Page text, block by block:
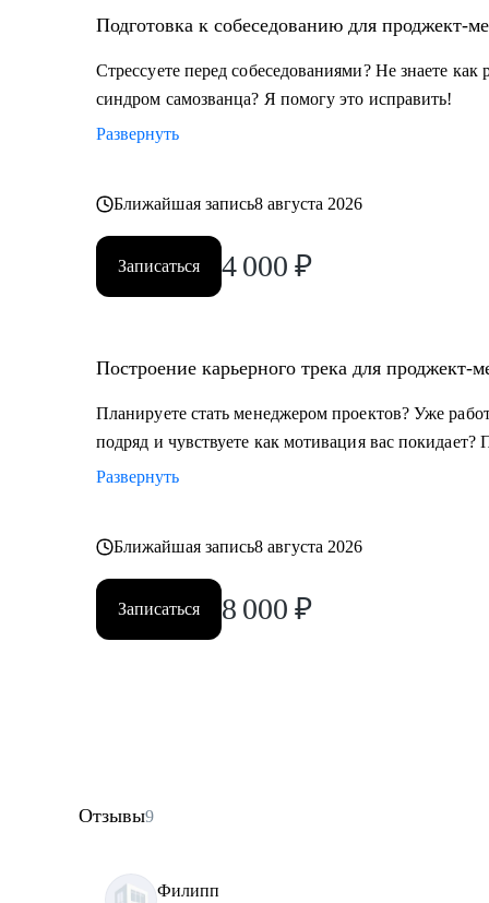
Подготовка к собеседованию для проджект-
Стрессуете перед собеседованиями? Не знаете
синдром самозванца? Я помогу это исправить!
Развернуть
Ближайшая запись8 августа 2026
Записаться 4 000 ₽
Построение карьерного трека для проджект-
Планируете стать менеджером проектов? Уже
подряд и чувствуете как мотивация вас
Развернуть
Ближайшая запись8 августа 2026
Записаться 8 000 ₽
Отзывы9
Филипп